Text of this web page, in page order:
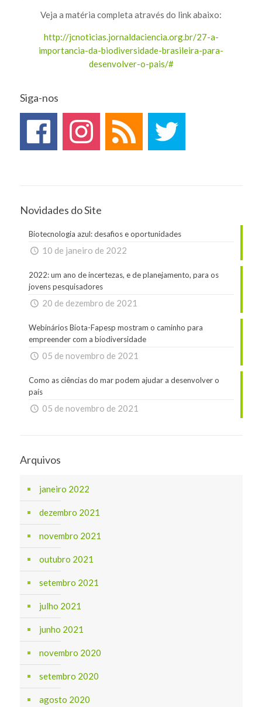
Veja a matéria completa através do link abaixo:
http://jcnoticias.jornaldaciencia.org.br/27-a-
importancia-da-biodiversidade-brasileira-para-
desenvolver-o-pais/#
Siga-nos
Novidades do Site
Biotecnologia azul: desafios e oportunidades
10 de janeiro de 2022
2022: um ano de incertezas, e de planejamento, para os
jovens pesquisadores
20 de dezembro de 2021
Webinários Biota-Fapesp mostram o caminho para
empreender com a biodiversidade
05 de novembro de 2021
Como as ciências do mar podem ajudar a desenvolver o
país
05 de novembro de 2021
Arquivos
janeiro 2022
dezembro 2021
novembro 2021
outubro 2021
setembro 2021
julho 2021
junho 2021
novembro 2020
setembro 2020
agosto 2020